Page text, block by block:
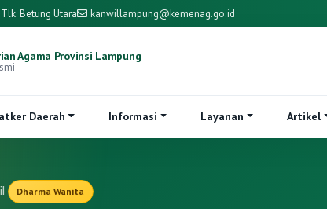
Betung Utara kanwillampung@kemenag.go.id
Agama Provinsi Lampung
Daerah Informasi Layanan Artikel
Dharma Wanita